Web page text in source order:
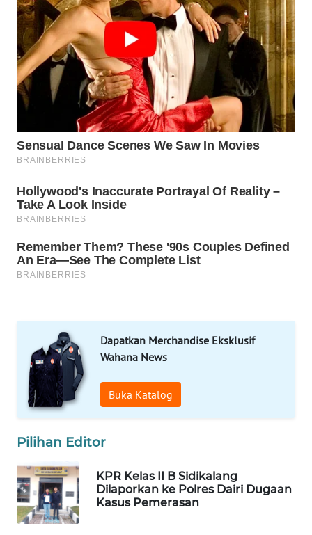
Dapatkan Merchandise Eksklusif
Wahana News
Buka Katalog
Pilihan Editor
KPR Kelas II B Sidikalang
Dilaporkan ke Polres Dairi Dugaan
Kasus Pemerasan
WAHANA
PERSONA
WAHANA
OTOMOTIF
WAHANA
HEALTH
WAHANA
DESA
WISATA
LAPAK
WAHANA
KONSUMEN
LISTRIK
MASYARAKAT
KELISTRIKAN
ID
MAWAKA
ID